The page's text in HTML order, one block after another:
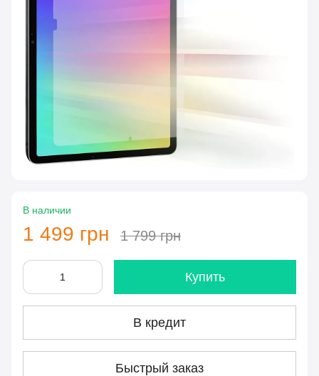
В наличии
1 499 грн 1 799 грн
Купить
В кредит
Быстрый заказ